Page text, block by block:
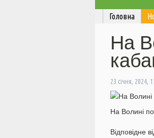
Головна
На
23 січня, 2024,
На Волині
Відповідне